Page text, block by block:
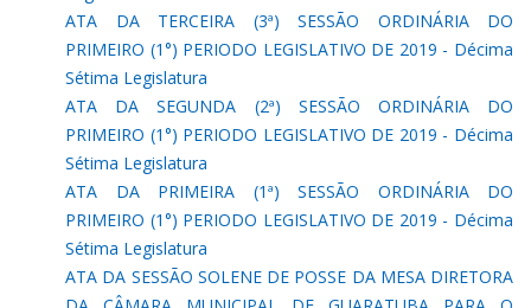
ATA DA TERCEIRA (3ª) SESSÃO ORDINÁRIA DO
PRIMEIRO (1°) PERIODO LEGISLATIVO DE 2019 - Décima
Sétima Legislatura
ATA DA SEGUNDA (2ª) SESSÃO ORDINÁRIA DO
PRIMEIRO (1°) PERIODO LEGISLATIVO DE 2019 - Décima
Sétima Legislatura
ATA DA PRIMEIRA (1ª) SESSÃO ORDINÁRIA DO
PRIMEIRO (1°) PERIODO LEGISLATIVO DE 2019 - Décima
Sétima Legislatura
ATA DA SESSÃO SOLENE DE POSSE DA MESA DIRETORA